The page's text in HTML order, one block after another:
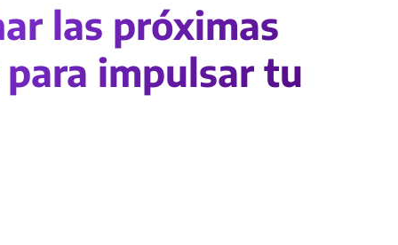
las próximas
impulsar tu